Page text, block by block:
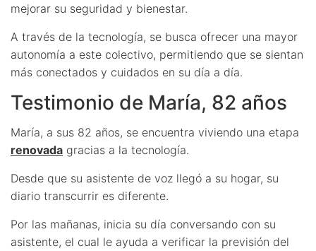
mejorar su seguridad y bienestar.
A través de la tecnología, se busca ofrecer una mayor
autonomía a este colectivo, permitiendo que se sientan
más conectados y cuidados en su día a día.
Testimonio de María, 82 años
María, a sus 82 años, se encuentra viviendo una etapa
renovada gracias a la tecnología.
Desde que su asistente de voz llegó a su hogar, su
diario transcurrir es diferente.
Por las mañanas, inicia su día conversando con su
asistente, el cual le ayuda a verificar la previsión del